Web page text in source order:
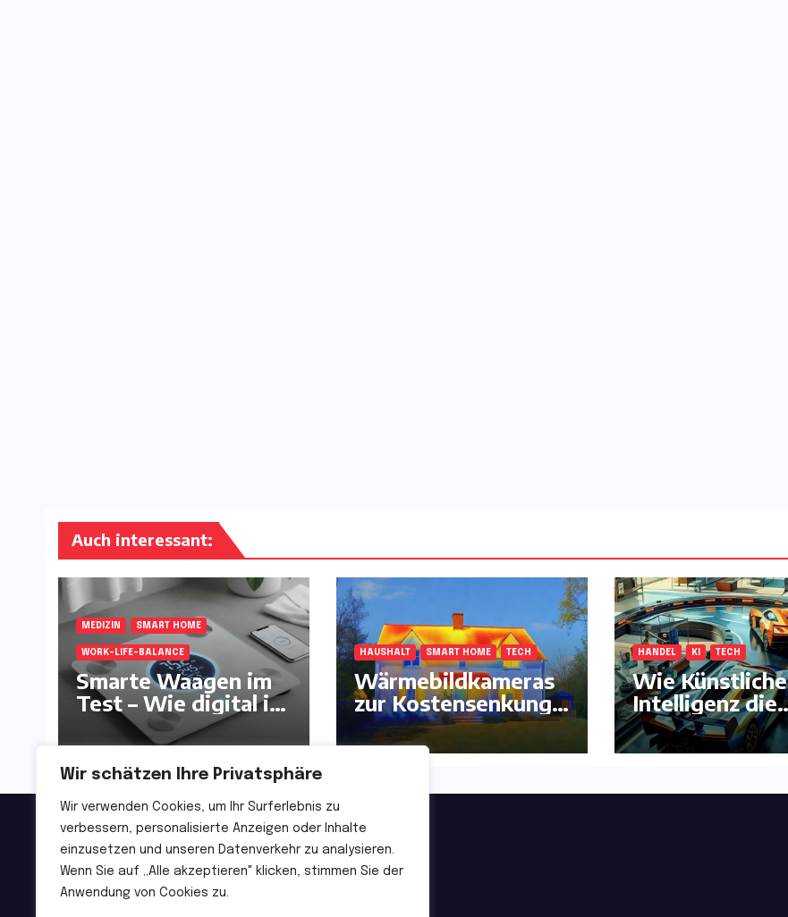
Wir schätzen Ihre Privatsphäre
Wir verwenden Cookies, um Ihr Surferlebnis zu
verbessern, personalisierte Anzeigen oder Inhalte
einzusetzen und unseren Datenverkehr zu analysieren.
Wenn Sie auf „Alle akzeptieren" klicken, stimmen Sie der
Anwendung von Cookies zu.
Auch interessant:
MEDIZIN SMART HOME
WORK-LIFE-BALANCE
Smarte Waagen im
Test – Wie digital ist
unser Körper?:
HAUSHALT SMART HOME TECH
Wärmebildkameras
zur Kostensenkung –
und mehr !
HANDEL KI TECH
Wie Künstliche
Intelligenz die
klassische
Autorennbahn
erfindet
Deutsche Handelszeitung
Von Profis. Für Profis.